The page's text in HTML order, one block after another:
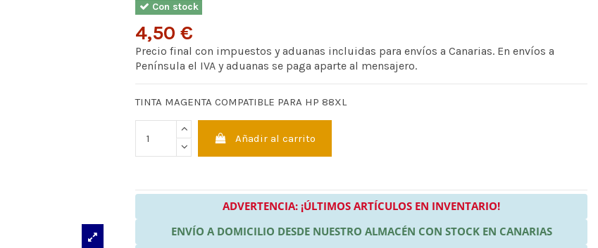
Con stock
4,50 €
Precio final con impuestos y aduanas incluidas para envíos a Canarias. En envíos a
Península el IVA y aduanas se paga aparte al mensajero.
TINTA MAGENTA COMPATIBLE PARA HP 88XL
Añadir al carrito
ADVERTENCIA: ¡ÚLTIMOS ARTÍCULOS EN INVENTARIO!
ENVÍO A DOMICILIO DESDE NUESTRO ALMACÉN CON STOCK EN CANARIAS